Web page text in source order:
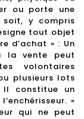
ou porte une
soit, y compris
tout objet
d’achat » : Un
la vente peut
volontaires
plusieurs lots
Il constitue un
«
qui ne peut